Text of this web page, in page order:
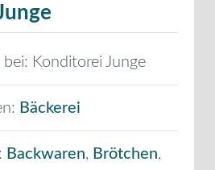
Konditorei Junge
Bäckerei
Backwaren, Brötchen,